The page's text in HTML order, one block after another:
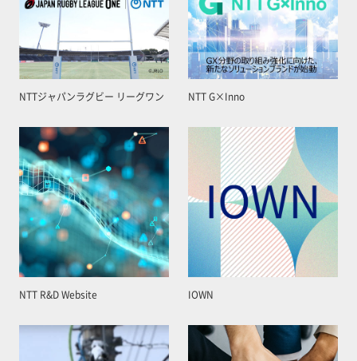
NTTジャパンラグビー リーグワン NTT G×Inno
NTT R&D Website IOWN